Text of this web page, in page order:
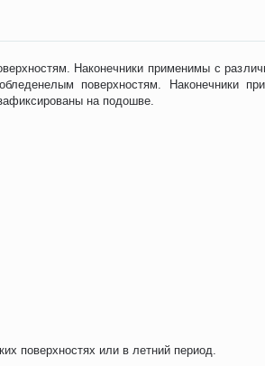
Наконечники применимы с
поверхностям. Наконечники
на подошве.
поверхностях или в летний период.